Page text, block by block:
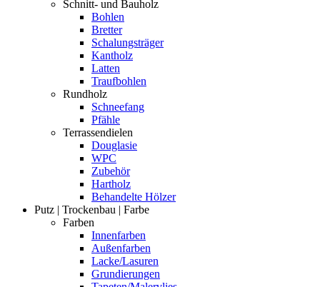
Schnitt- und Bauholz
Bohlen
Bretter
Schalungsträger
Kantholz
Latten
Traufbohlen
Rundholz
Schneefang
Pfähle
Terrassendielen
Douglasie
WPC
Zubehör
Hartholz
Behandelte Hölzer
Putz | Trockenbau | Farbe
Farben
Innenfarben
Außenfarben
Lacke/Lasuren
Grundierungen